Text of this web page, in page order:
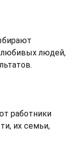
людей,
работники
их семьи,